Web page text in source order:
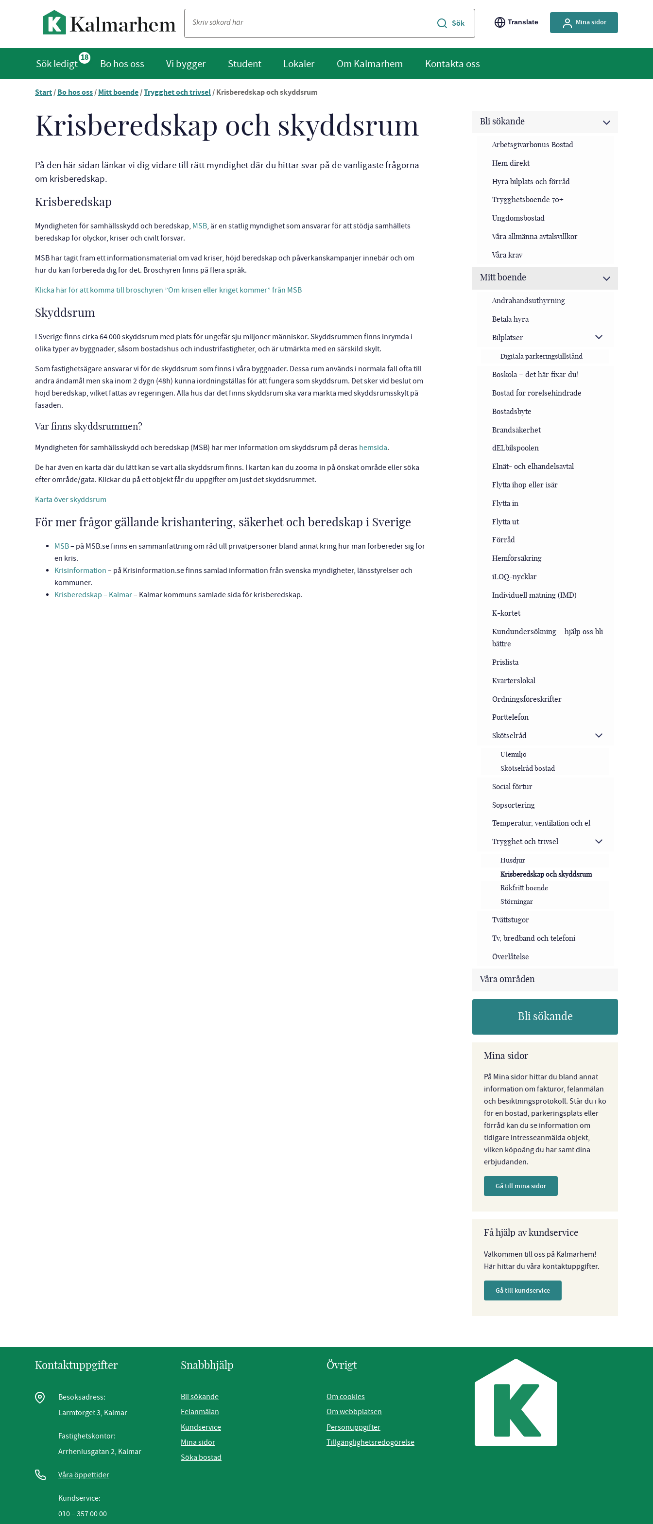
Translate Mina sidor
18
Sök ledigt Bo hos oss Vi bygger Student Lokaler Om Kalmarhem Kontakta oss
Start/Bo hos oss/Mitt boende/Trygghet och trivsel/Krisberedskap och skyddsrum
Krisberedskap och skyddsrum
På den här sidan länkar vi dig vidare till rätt myndighet där du hittar svar på de vanligaste frågorna
om krisberedskap.
Krisberedskap
Myndigheten för samhällsskydd och beredskap, MSB, är en statlig myndighet som ansvarar för att stödja samhällets
beredskap för olyckor, kriser och civilt försvar.
MSB har tagit fram ett informationsmaterial om vad kriser, höjd beredskap och påverkanskampanjer innebär och om
hur du kan förbereda dig för det. Broschyren finns på flera språk.
Klicka här för att komma till broschyren ”Om krisen eller kriget kommer” från MSB
Skyddsrum
I Sverige finns cirka 64 000 skyddsrum med plats för ungefär sju miljoner människor. Skyddsrummen finns inrymda i
olika typer av byggnader, såsom bostadshus och industrifastigheter, och är utmärkta med en särskild skylt.
Som fastighetsägare ansvarar vi för de skyddsrum som finns i våra byggnader. Dessa rum används i normala fall ofta till
andra ändamål men ska inom 2 dygn (48h) kunna iordningställas för att fungera som skyddsrum. Det sker vid beslut om
höjd beredskap, vilket fattas av regeringen. Alla hus där det finns skyddsrum ska vara märkta med skyddsrumsskylt på
fasaden.
Var finns skyddsrummen?
Myndigheten för samhällsskydd och beredskap (MSB) har mer information om skyddsrum på deras hemsida.
De har även en karta där du lätt kan se vart alla skyddsrum finns. I kartan kan du zooma in på önskat område eller söka
efter område/gata. Klickar du på ett objekt får du uppgifter om just det skyddsrummet.
Karta över skyddsrum
För mer frågor gällande krishantering, säkerhet och beredskap i Sverige
MSB– på MSB.se finns en sammanfattning om råd till privatpersoner bland annat kring hur man förbereder sig för
en kris.
Krisinformation – på Krisinformation.se finns samlad information från svenska myndigheter, länsstyrelser och
kommuner.
Krisberedskap – Kalmar– Kalmar kommuns samlade sida för krisberedskap.
Bli sökande
Arbetsgivarbonus Bostad
Hem direkt
Hyra bilplats och förråd
Trygghetsboende 70+
Ungdomsbostad
Våra allmänna avtalsvillkor
Våra krav
Mitt boende
Andrahandsuthyrning
Betala hyra
Bilplatser
Digitala parkeringstillstånd
Boskola – det här fixar du!
Bostad för rörelsehindrade
Bostadsbyte
Brandsäkerhet
dELbilspoolen
Elnät- och elhandelsavtal
Flytta ihop eller isär
Flytta in
Flytta ut
Förråd
Hemförsäkring
iLOQ-nycklar
Individuell mätning (IMD)
K-kortet
Kundundersökning – hjälp oss bli
bättre
Prislista
Kvarterslokal
Ordningsföreskrifter
Porttelefon
Skötselråd
Utemiljö
Skötselråd bostad
Social förtur
Sopsortering
Temperatur, ventilation och el
Trygghet och trivsel
Husdjur
Krisberedskap och skyddsrum
Rökfritt boende
Störningar
Tvättstugor
Tv, bredband och telefoni
Överlåtelse
Våra områden
Bli sökande
Mina sidor
På Mina sidor hittar du bland annat
information om fakturor, felanmälan
och besiktningsprotokoll. Står du i kö
för en bostad, parkeringsplats eller
förråd kan du se information om
tidigare intresseanmälda objekt,
vilken köpoäng du har samt dina
erbjudanden.
Gå till mina sidor
Få hjälp av kundservice
Välkommen till oss på Kalmarhem!
Här hittar du våra kontaktuppgifter.
Gå till kundservice
Kontaktuppgifter
Besöksadress:
Larmtorget 3, Kalmar
Fastighetskontor:
Arrheniusgatan 2, Kalmar
Våra öppettider
Kundservice:
010 – 357 00 00
Snabbhjälp
Bli sökande
Felanmälan
Kundservice
Mina sidor
Söka bostad
Övrigt
Om cookies
Om webbplatsen
Personuppgifter
Tillgänglighetsredogörelse